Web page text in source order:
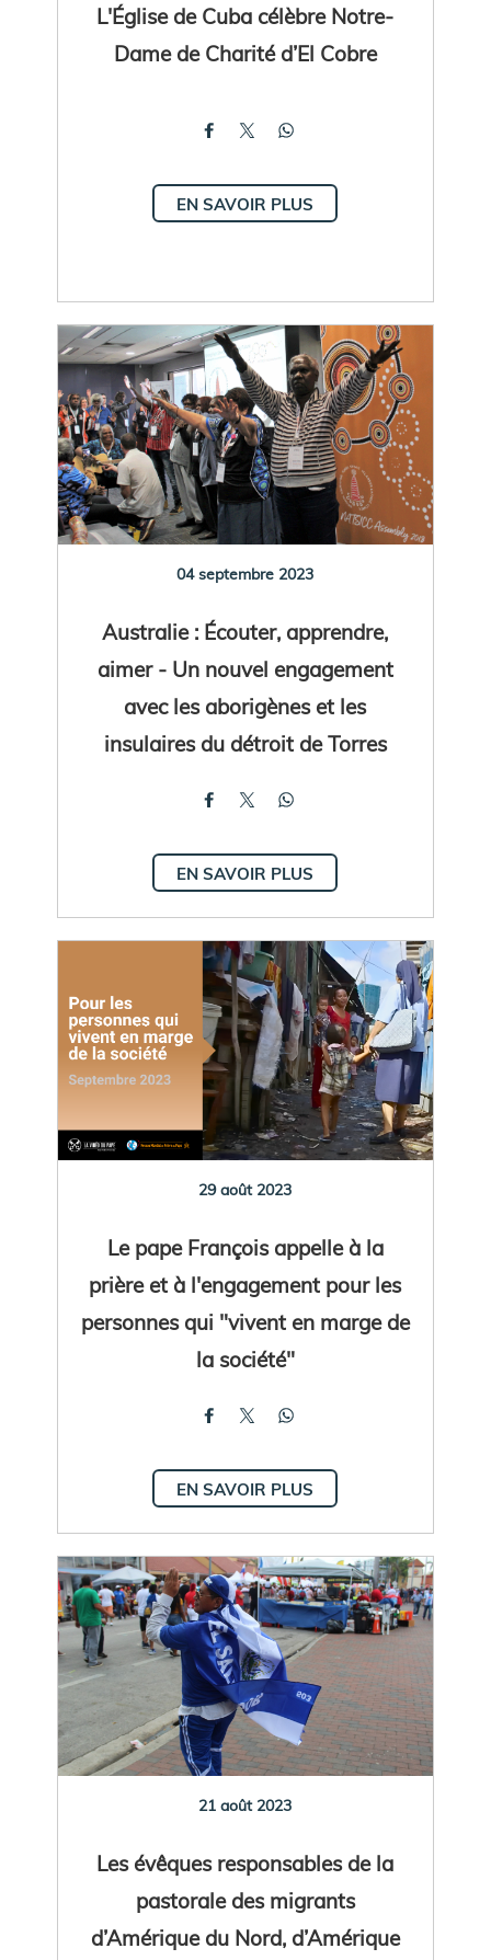
L'Église de Cuba célèbre Notre-
Dame de Charité d’El Cobre
EN SAVOIR PLUS
04 septembre 2023
Australie : Écouter, apprendre,
aimer - Un nouvel engagement
avec les aborigènes et les
insulaires du détroit de Torres
EN SAVOIR PLUS
29 août 2023
Le pape François appelle à la
prière et à l'engagement pour les
personnes qui "vivent en marge de
la société"
EN SAVOIR PLUS
21 août 2023
Les évêques responsables de la
pastorale des migrants
d’Amérique du Nord, d’Amérique